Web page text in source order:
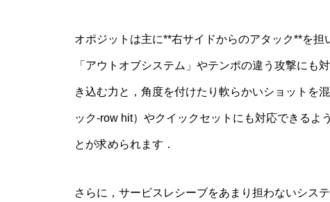
オポジットは主に**右サイドからのアタック**を
「アウトオブシステム」やテンポの違う攻撃にも
き込む力と，角度を付けたり軟らかいショットを
ック-row hit）やクイックセットにも対応できるよ
とが求められます．
さらに，サービスレシーブをあまり担わないシス